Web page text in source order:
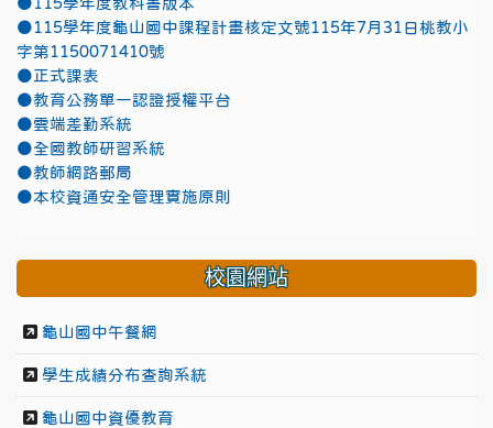
●115學年度教科書版本
●115學年度龜山國中課程計畫核定文號115年7月31日桃教小
字第1150071410號
●正式課表
●教育公務單一認證授權平台
●雲端差勤系統
●全國教師研習系統
●教師網路郵局
●本校資通安全管理實施原則
校園網站
龜山國中午餐網
學生成績分布查詢系統
龜山國中資優教育